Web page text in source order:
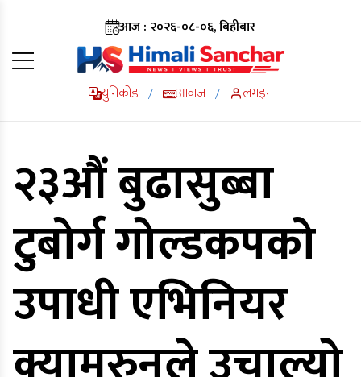
आज : २०२६-०८-०६, बिहीबार
युनिकोड / आवाज / लगइन
२३औं बुढासुब्बा
टुबोर्ग गोल्डकपको
उपाधी एभिनियर